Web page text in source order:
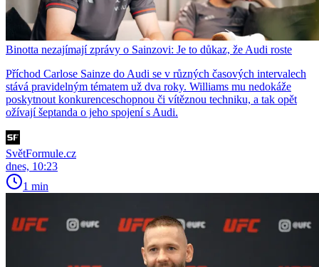
Binotta nezajímají zprávy o Sainzovi: Je to důkaz, že Audi roste
Příchod Carlose Sainze do Audi se v různých časových intervalech
stává pravidelným tématem už dva roky. Williams mu nedokáže
poskytnout konkurenceschopnou či vítěznou techniku, a tak opět
ožívají šeptanda o jeho spojení s Audi.
SvětFormule.cz
dnes, 10:23
1 min